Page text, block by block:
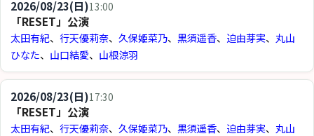
2026/08/23(日)13:00
「RESET」公演
太田有紀、 行天優莉奈、 久保姫菜乃、 黒須遥香、 迫由芽実、 丸山
ひなた、 山口結愛、 山根涼羽
2026/08/23(日)17:30
「RESET」公演
太田有紀、 行天優莉奈、 久保姫菜乃、 黒須遥香、 迫由芽実、 丸山